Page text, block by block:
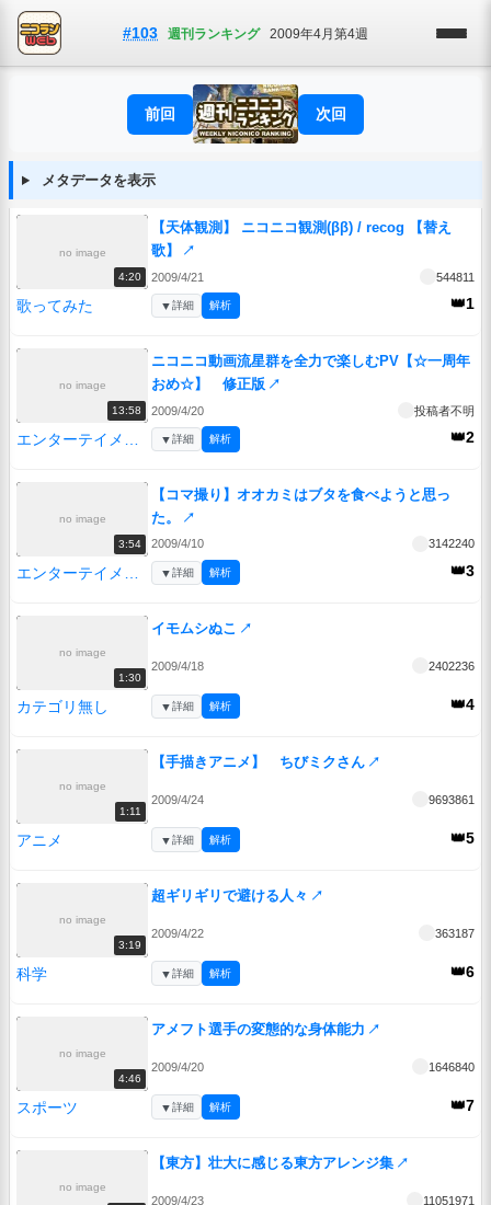
#103 週刊ランキング 2009年4月第4週
前回 次回
メタデータを表示
no image
4:20
【天体観測】 ニコニコ観測(ββ) / recog 【替え
歌】
↗
2009/4/21 544811
歌ってみた 👑1
▼詳細 解析
no image
13:58
ニコニコ動画流星群を全力で楽しむPV【☆一周年
おめ☆】 修正版 ↗
2009/4/20 投稿者不明
👑2
▼詳細 解析
no image
3:54
【コマ撮り】オオカミはブタを食べようと思っ
た。
↗
2009/4/10 3142240
👑3
▼詳細 解析
no image
1:30
イモムシぬこ ↗
2009/4/18 2402236
カテゴリ無し 👑4
▼詳細 解析
no image
1:11
【手描きアニメ】 ちびミクさん ↗
2009/4/24 9693861
アニメ 👑5
▼詳細 解析
no image
3:19
超ギリギリで避ける人々 ↗
2009/4/22 363187
科学 👑6
▼詳細 解析
no image
4:46
アメフト選手の変態的な身体能力 ↗
2009/4/20 1646840
スポーツ 👑7
▼詳細 解析
no image
【東方】壮大に感じる東方アレンジ集 ↗
2009/4/23 11051971